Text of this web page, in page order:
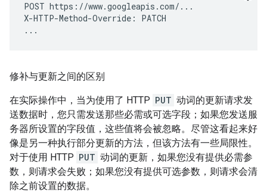
POST https://www.googleapis.com/...
X-HTTP-Method-Override: PATCH
修补与更新之间的区别
在实际操作中，当为使用了 HTTP PUT 动词的更新请求发
送数据时，您只需发送那些必需或可选字段；如果您发送服
务器所设置的字段值，这些值将会被忽略。尽管这看起来好
像是另一种执行部分更新的方法，但该方法有一些局限性。
对于使用 HTTP PUT 动词的更新，如果您没有提供必需参
数，则请求会失败；如果您没有提供可选参数，则请求会清
除之前设置的数据。